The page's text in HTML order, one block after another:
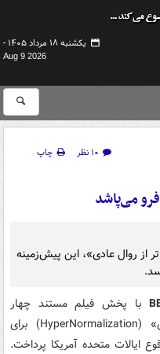
یکشنبه ۱۸ مرداد ۱۴۰۵ -
Aug 9 2026
۱۰ نظر
چاپ
می‌پاشد
از روال عادی»، این پیش‌زمینه
با پخش فیلم مستند چهار
ساعته‌ای به نام «فراتر از روال عادی» (HyperNormalization) برای
ایالات متحده آمریکا پرداخت.